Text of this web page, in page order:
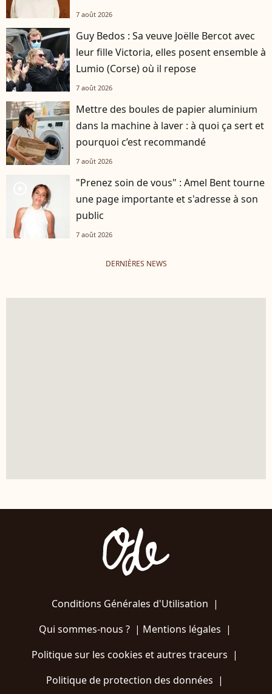
7 août 2026
Guy Bedos : Sa veuve Joëlle Bercot avec
leur fille Victoria, elles posent ensemble à
Lumio (Corse) où il repose
7 août 2026
Mettre des boules de papier aluminium
dans la machine à laver : à quoi ça sert et
pourquoi c’est recommandé
7 août 2026
"Prenez soin de vous" : Amel Bent tourne
une page importante et s'adresse à son
public
7 août 2026
DERNIÈRES NEWS
Conditions Générales d'Utilisation |
Qui sommes-nous ?| Mentions légales |
Politique sur les cookies et autres traceurs |
Politique de protection des données |